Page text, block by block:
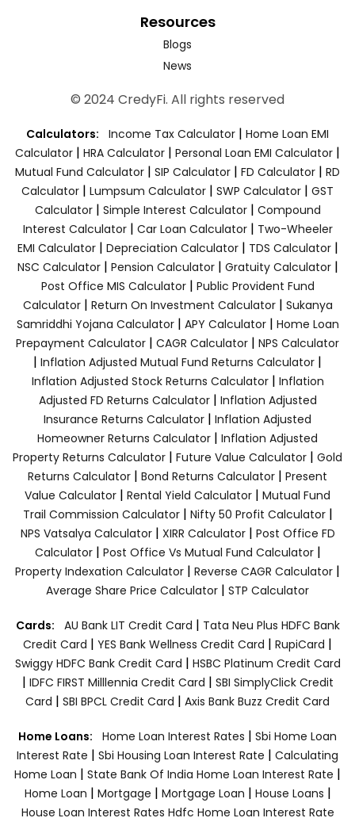
Resources
Blogs
News
© 2024 CredyFi. All rights reserved
Calculators: Income Tax Calculator | Home Loan EMI
Calculator | HRA Calculator | Personal Loan EMI Calculator |
Mutual Fund Calculator | SIP Calculator | FD Calculator | RD
Calculator | Lumpsum Calculator | SWP Calculator | GST
Calculator| Simple Interest Calculator| Compound
Interest Calculator| Car Loan Calculator| Two-Wheeler
EMI Calculator| Depreciation Calculator| TDS Calculator|
NSC Calculator| Pension Calculator| Gratuity Calculator|
Post Office MIS Calculator| Public Provident Fund
Calculator| Return On Investment Calculator| Sukanya
Samriddhi Yojana Calculator| APY Calculator| Home Loan
Prepayment Calculator | CAGR Calculator | NPS Calculator
| Inflation Adjusted Mutual Fund Returns Calculator |
Inflation Adjusted Stock Returns Calculator| Inflation
Adjusted FD Returns Calculator| Inflation Adjusted
Insurance Returns Calculator | Inflation Adjusted
Homeowner Returns Calculator | Inflation Adjusted
Property Returns Calculator | Future Value Calculator | Gold
Returns Calculator | Bond Returns Calculator | Present
Value Calculator | Rental Yield Calculator | Mutual Fund
Trail Commission Calculator| Nifty 50 Profit Calculator|
NPS Vatsalya Calculator| XIRR Calculator| Post Office FD
Calculator| Post Office Vs Mutual Fund Calculator|
Property Indexation Calculator | Reverse CAGR Calculator |
Average Share Price Calculator | STP Calculator
Cards: AU Bank LIT Credit Card | Tata Neu Plus HDFC Bank
Credit Card | YES Bank Wellness Credit Card | RupiCard |
Swiggy HDFC Bank Credit Card | HSBC Platinum Credit Card
| IDFC FIRST Milllennia Credit Card | SBI SimplyClick Credit
Card | SBI BPCL Credit Card | Axis Bank Buzz Credit Card
Home Loans: Home Loan Interest Rates | Sbi Home Loan
Interest Rate | Sbi Housing Loan Interest Rate | Calculating
Home Loan | State Bank Of India Home Loan Interest Rate |
Home Loan | Mortgage | Mortgage Loan | House Loans |
House Loan Interest Rates Hdfc Home Loan Interest Rate